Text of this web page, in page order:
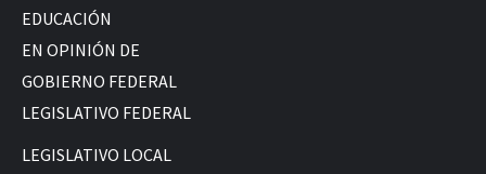
EDUCACIÓN
EN OPINIÓN DE
GOBIERNO FEDERAL
LEGISLATIVO FEDERAL
LEGISLATIVO LOCAL